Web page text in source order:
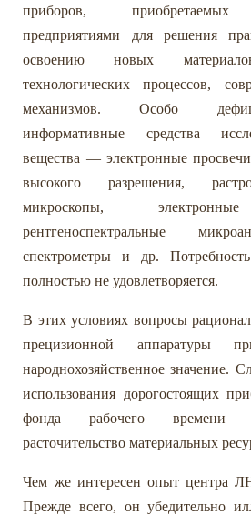
приборов,
предприятиями для решения
освоению новых
технологических процессов,
механизмов. Особо
информативные средства
вещества — электронные
высокого разрешения,
микроскопы,
рентгеноспектральные
спектрометры и др.
полностью не удовлетворяется.
В этих условиях вопросы
прецизионной аппаратуры
народнохозяйственное значение.
использования дорогостоящих
фонда рабочего времени
расточительство материальных
Чем же интересен опыт центра
Прежде всего, он убедительно